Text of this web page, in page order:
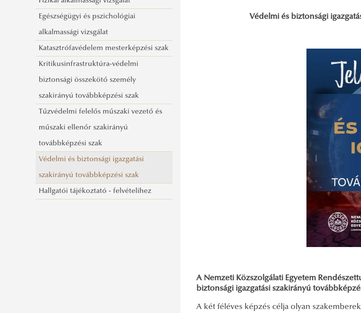
Egészségügyi és pszichológiai
alkalmassági vizsgálat
Katasztrófavédelem mesterképzési szak
Kritikusinfrastruktúra-védelmi
biztonsági összekötő személy
szakirányú továbbképzési szak
Tűzvédelmi felelős műszaki vezető és
műszaki ellenőr szakirányú
továbbképzési szak
Védelmi és biztonsági igazgatási
szakirányú továbbképzési szak
Hallgatói tájékoztató - felvételihez
Védelmi és biztonsági
A Nemzeti Közszolgálati Egyetem
biztonsági igazgatási szakirányú
A két féléves képzés célja olyan